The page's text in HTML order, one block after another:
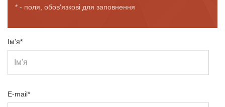
* - поля, обов'язкові для заповнення
Ім'я*
E-mail*